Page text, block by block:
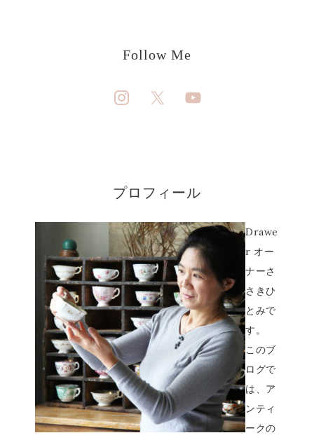
Follow Me
プロフィール
Drawe
r オー
ナーさ
さきひ
とみで
す。
このブ
ログで
は、ア
ンティ
ークの